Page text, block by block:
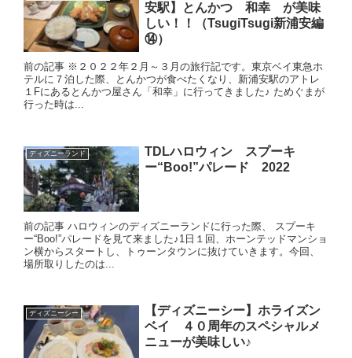
安駅】とんかつ 和幸 が美味
しい！！（TsugiTsugi新浦安編
⑭）
前の記事 ※２０２２年２月～３月の旅行記です。東京ベイ東急ホ
テルに７泊した際、とんかつが食べたくなり、新浦安駅のアトレ
１Fにあるとんかつ屋さん「和幸」に行ってきました♪ ためぐまが
行った時は...
ディズニーランド
TDLハロウィン スプーキ
ー“Boo!”パレード 2022
前の記事 ハロウィンのディズニーランドに行った際、 スプーキ
ー“Boo!”パレードを見て来ました♪1日１回、ホーンテッドマンショ
ン横からスタートし、トゥーンタウンに抜けていきます。今回、
場所取りしたのは...
ディズニーシー
【ディズニーシー】ホライズン
ベイ ４０周年のスペシャルメ
ニューが美味しい♪